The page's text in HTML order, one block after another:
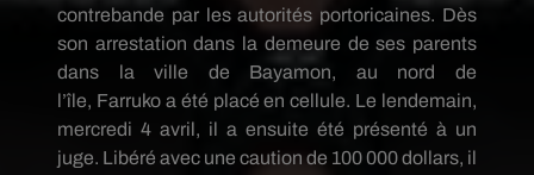
contrebande par les autorités portoricaines. Dès
son arrestation dans la demeure de ses parents
dans la ville de
Bayamon, au nord de
l’île, Farruko a été placé en cellule. Le lendemain,
mercredi 4 avril, il a ensuite été présenté à un
juge. Libéré avec une caution de 100000 dollars, il